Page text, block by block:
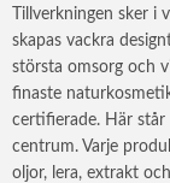
Tillverkningen sker i
skapas vackra
största omsorg och
finaste
certifierade. Här står
centrum. Varje
oljor, lera, extrakt